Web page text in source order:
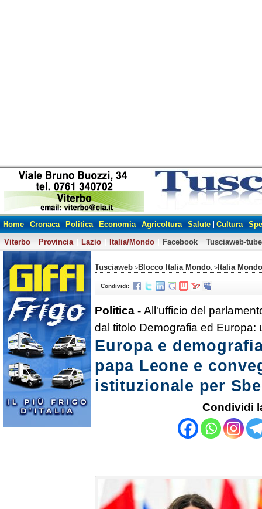
Home Cronaca Politica Economia Agricoltura Salute Cultura
Viterbo
Provincia Lazio Italia/Mondo Facebook Tusciaweb-tube
Tusciaweb >Blocco Italia Mondo , > Italia Mondo
Condividi:
Politica - All'ufficio del
dal titolo Demografia ed Europa:
Europa e
papa Leone e
istituzionale per
Condividi